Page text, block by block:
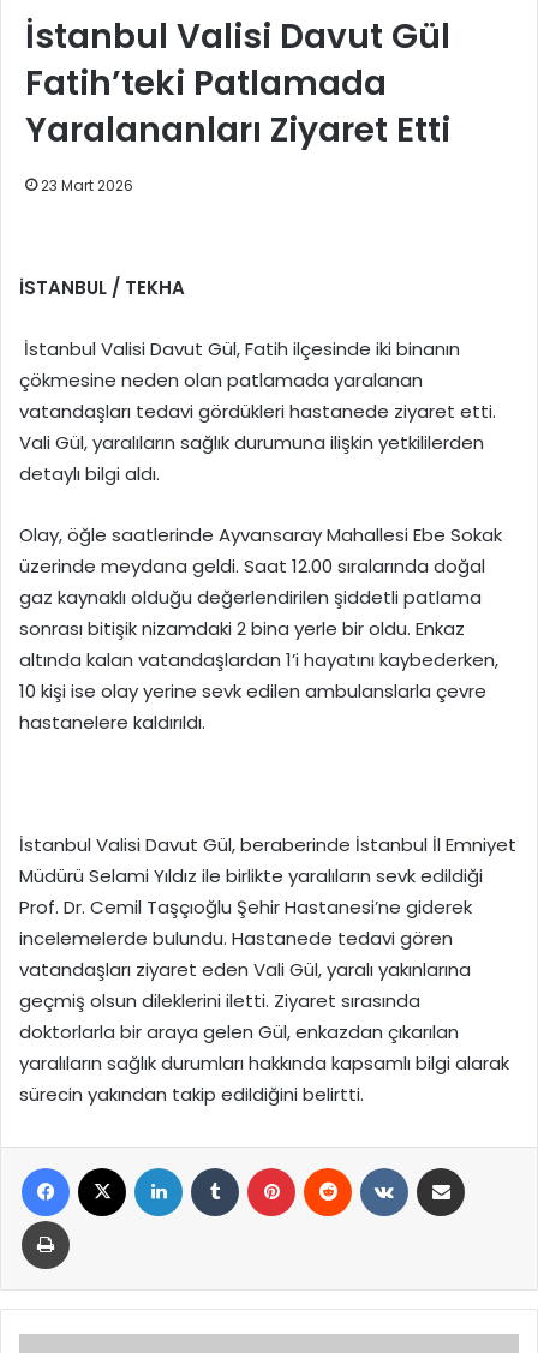
İstanbul Valisi Davut Gül
Fatih’teki Patlamada
Yaralananları Ziyaret Etti
23 Mart 2026
İSTANBUL / TEKHA
İstanbul Valisi Davut Gül, Fatih ilçesinde iki binanın
çökmesine neden olan patlamada yaralanan
vatandaşları tedavi gördükleri hastanede ziyaret etti.
Vali Gül, yaralıların sağlık durumuna ilişkin yetkililerden
detaylı bilgi aldı.
Olay, öğle saatlerinde Ayvansaray Mahallesi Ebe Sokak
üzerinde meydana geldi. Saat 12.00 sıralarında doğal
gaz kaynaklı olduğu değerlendirilen şiddetli patlama
sonrası bitişik nizamdaki 2 bina yerle bir oldu. Enkaz
altında kalan vatandaşlardan 1’i hayatını kaybederken,
10 kişi ise olay yerine sevk edilen ambulanslarla çevre
hastanelere kaldırıldı.
İstanbul Valisi Davut Gül, beraberinde İstanbul İl Emniyet
Müdürü Selami Yıldız ile birlikte yaralıların sevk edildiği
Prof. Dr. Cemil Taşçıoğlu Şehir Hastanesi’ne giderek
incelemelerde bulundu. Hastanede tedavi gören
vatandaşları ziyaret eden Vali Gül, yaralı yakınlarına
geçmiş olsun dileklerini iletti. Ziyaret sırasında
doktorlarla bir araya gelen Gül, enkazdan çıkarılan
yaralıların sağlık durumları hakkında kapsamlı bilgi alarak
sürecin yakından takip edildiğini belirtti.
Facebook LinkedIn Tumblr Pinterest Reddit VKontakte
Yazdır